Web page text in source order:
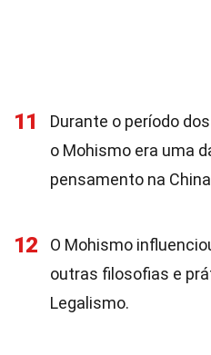
11
Durante o período
o Mohismo era uma
pensamento na
12
O Mohismo
outras filosofias e
Legalismo.